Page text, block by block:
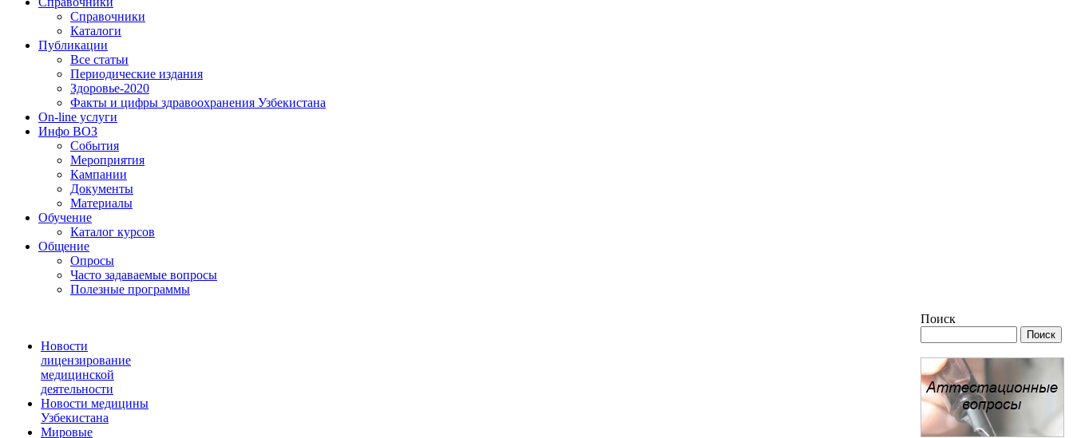
Справочники
Каталоги
Публикации
Все статьи
Периодические издания
Здоровье-2020
Факты и цифры здравоохранения Узбекистана
On-line услуги
Инфо ВОЗ
События
Мероприятия
Кампании
Документы
Материалы
Обучение
Каталог курсов
Общение
Опросы
Часто задаваемые вопросы
Полезные программы
Новости
лицензирование
медицинской
деятельности
Новости медицины
Узбекистана
Мировые
Поиск